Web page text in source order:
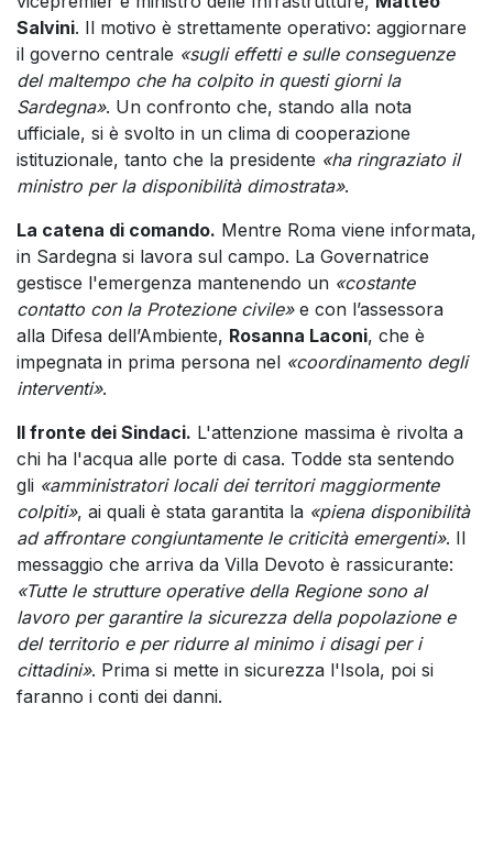
Salvini. Il motivo è strettamente operativo: aggiornare
il governo centrale «sugli effetti e sulle conseguenze
del maltempo che ha colpito in questi giorni la
Sardegna». Un confronto che, stando alla nota
ufficiale, si è svolto in un clima di cooperazione
istituzionale, tanto che la presidente «ha ringraziato il
ministro per la disponibilità dimostrata».
La catena di comando. Mentre Roma viene informata,
in Sardegna si lavora sul campo. La Governatrice
gestisce l'emergenza mantenendo un «costante
contatto con la Protezione civile»e con l’assessora
alla Difesa dell’Ambiente, Rosanna Laconi, che è
impegnata in prima persona nel «coordinamento degli
interventi».
Il fronte dei Sindaci. L'attenzione massima è rivolta a
chi ha l'acqua alle porte di casa. Todde sta sentendo
gli «amministratori locali dei territori maggiormente
colpiti», ai quali è stata garantita la «piena disponibilità
ad affrontare congiuntamente le criticità emergenti». Il
messaggio che arriva da Villa Devoto è rassicurante:
«Tutte le strutture operative della Regione sono al
lavoro per garantire la sicurezza della popolazione e
del territorio e per ridurre al minimo i disagi per i
cittadini». Prima si mette in sicurezza l'Isola, poi si
faranno i conti dei danni.